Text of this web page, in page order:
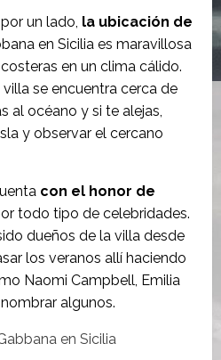
un lado, la ubicación de
en Sicilia es maravillosa
en un clima cálido.
se encuentra cerca de
al océano y si te alejas,
y observar el cercano
con el honor de
todo tipo de celebridades.
dueños de la villa desde
los veranos allí haciendo
Naomi Campbell, Emilia
algunos.